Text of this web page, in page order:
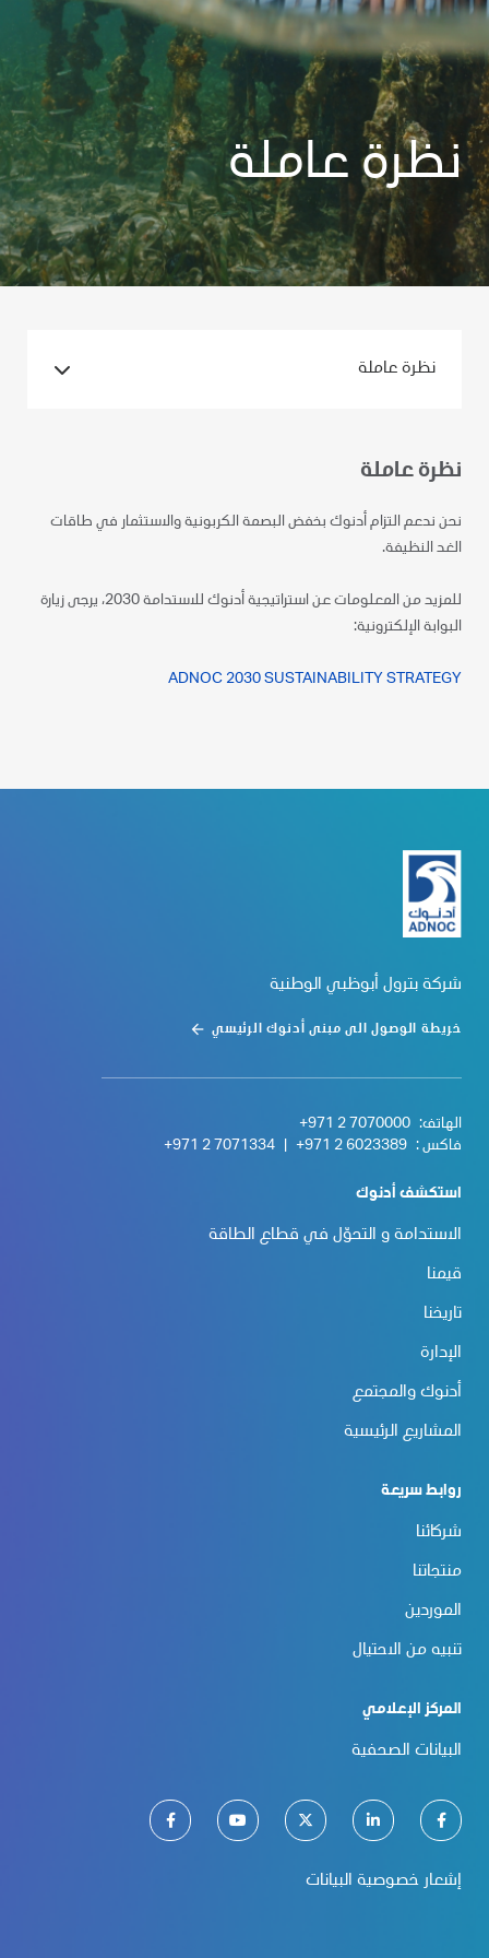
نظرة عاملة
نظرة عاملة
نحن ندعم التزام أدنوك بخفض البصمة الكربونية والاستثمار في طاقات
الغد النظيفة.
للمزيد من المعلومات عن استراتيجية أدنوك للاستدامة 2030، يرجى زيارة
البوابة الإلكترونية:
ADNOC 2030 SUSTAINABILITY STRATEGY
نظرة عاملة
شركة بترول أبوظبي الوطنية
خريطة الوصول الى مبنى أدنوك الرئيسي
الهاتف: +971 2 7070000
فاكس : +971 2 6023389
+971 2 7071334
استكشف أدنوك
الاستدامة و التحوّل في قطاع الطاقة
قيمنا
تاريخنا
الإدارة
أدنوك والمجتمع
المشاريع الرئيسية
روابط سريعة
شركائنا
منتجاتنا
الموردين
تنبيه من الاحتيال
المركز الإعلامي
البيانات الصحفية
إشعار خصوصية البيانات